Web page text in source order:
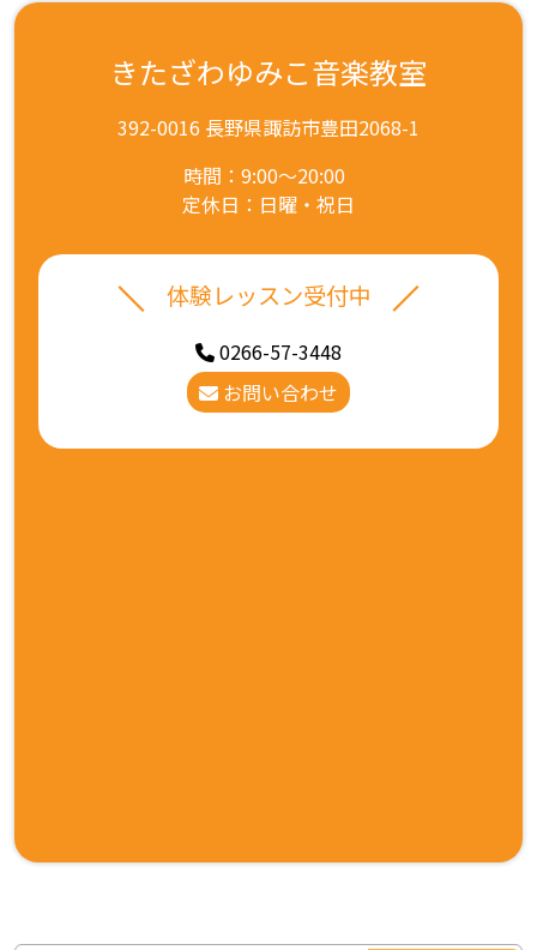
きたざわゆみこ音楽教室
392-0016 長野県諏訪市豊田2068-1
時間：9:00～20:00
定休日：日曜・祝日
体験レッスン受付中
0266-57-3448
お問い合わせ